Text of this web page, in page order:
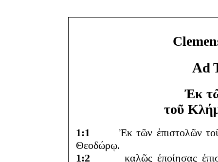
Ad
Ἐκ
τοῦ
1:1
Ἐκ τῶν ἐπιστολῶν τοῦ
Θεοδώρῳ.
1:2 καλῶς ἐποίησας